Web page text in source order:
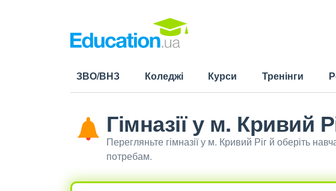
ЗВО/ВНЗ Коледжі Курси Тренінги
Гімназії у м. Кривий
Перегляньте гімназії у м. Кривий Ріг й оберіть
потребам.